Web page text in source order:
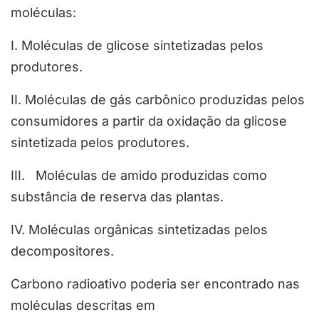
moléculas:
I. Moléculas de glicose sintetizadas pelos
produtores.
II. Moléculas de gás carbônico produzidas pelos
consumidores a partir da oxidação da glicose
sintetizada pelos produtores.
III. Moléculas de amido produzidas como
substância de reserva das plantas.
IV. Moléculas orgânicas sintetizadas pelos
decompositores.
Carbono radioativo poderia ser encontrado nas
moléculas descritas em